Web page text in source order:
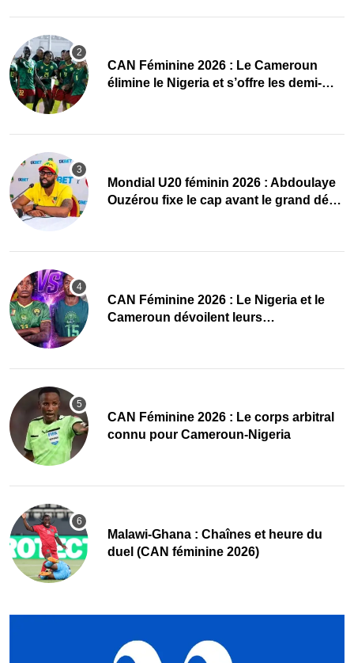
CAN Féminine 2026 : Le Cameroun
élimine le Nigeria et s’offre les demi-
Mondial U20 féminin 2026 : Abdoulaye
Ouzérou fixe le cap avant le grand défi
‎CAN Féminine 2026 : Le Nigeria et le
Cameroun dévoilent leurs
‎CAN Féminine 2026 : Le corps arbitral
connu pour Cameroun-Nigeria
Malawi-Ghana : Chaînes et heure du
duel (CAN féminine 2026)